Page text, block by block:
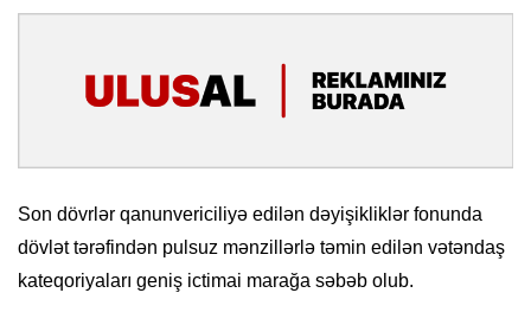
Son dövrlər qanunvericiliyə edilən dəyişikliklər fonunda
dövlət tərəfindən pulsuz mənzillərlə təmin edilən vətəndaş
kateqoriyaları geniş ictimai marağa səbəb olub.